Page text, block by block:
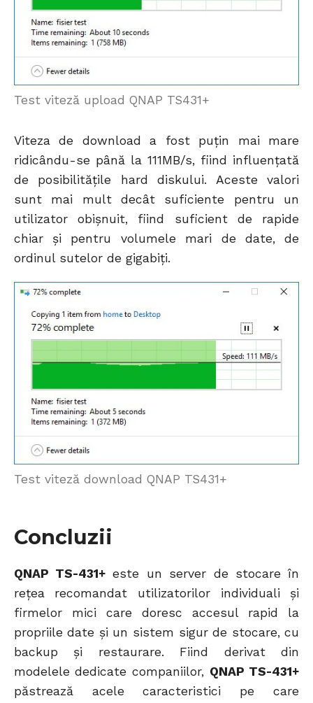
Test viteză upload QNAP TS431+
Viteza de download a fost puțin mai mare
ridicându-se până la 111MB/s, fiind influențată
de posibilitățile hard diskului. Aceste valori
sunt mai mult decât suficiente pentru un
utilizator obișnuit, fiind suficient de rapide
chiar și pentru volumele mari de date, de
ordinul sutelor de gigabiți.
Test viteză download QNAP TS431+
Concluzii
QNAP TS-431+este un server de stocare în
rețea recomandat utilizatorilor individuali și
firmelor mici care doresc accesul rapid la
propriile date și un sistem sigur de stocare, cu
backup și restaurare. Fiind derivat din
modelele dedicate companiilor, QNAP TS-431+
păstrează acele caracteristici pe care